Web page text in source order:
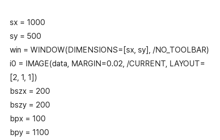
sx = 1000
sy = 500
win = WINDOW(DIMENSIONS=[sx, sy], /NO_TOOLBAR)
i0 = IMAGE(data, MARGIN=0.02, /CURRENT, LAYOUT=
[2, 1, 1])
bszx = 200
bszy = 200
bpx = 100
bpy = 1100